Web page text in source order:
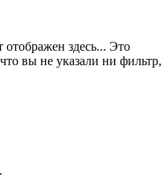
здесь... Это
вы не указали ни фильтр,